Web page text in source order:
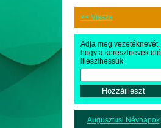
<< Vissza
Adja meg vezetéknevét,
hogy a keresztnevek elé
illeszthessük:
Augusztusi Névnapok